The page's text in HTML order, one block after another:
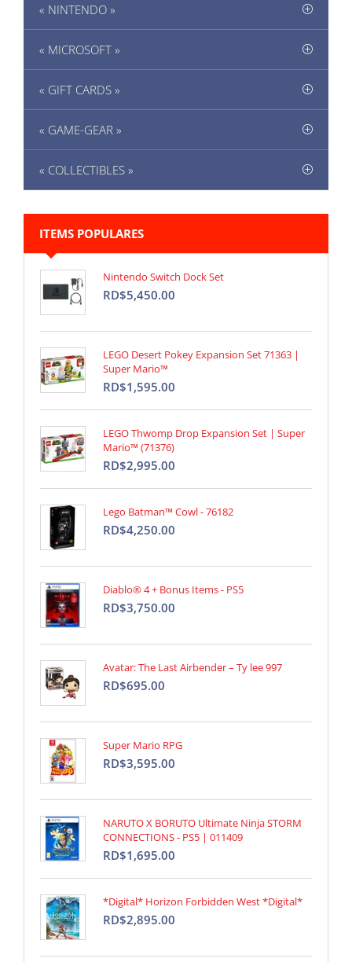
« NINTENDO »
« MICROSOFT »
« GIFT CARDS »
« GAME-GEAR »
« COLLECTIBLES »
ITEMS POPULARES
Nintendo Switch Dock Set
RD$5,450.00
LEGO Desert Pokey Expansion Set 71363 |
Super Mario™
RD$1,595.00
LEGO Thwomp Drop Expansion Set | Super
Mario™ (71376)
RD$2,995.00
Lego Batman™ Cowl - 76182
RD$4,250.00
Diablo® 4 + Bonus Items - PS5
RD$3,750.00
Avatar: The Last Airbender – Ty lee 997
RD$695.00
Super Mario RPG
RD$3,595.00
NARUTO X BORUTO Ultimate Ninja STORM
CONNECTIONS - PS5 | 011409
RD$1,695.00
*Digital* Horizon Forbidden West *Digital*
RD$2,895.00